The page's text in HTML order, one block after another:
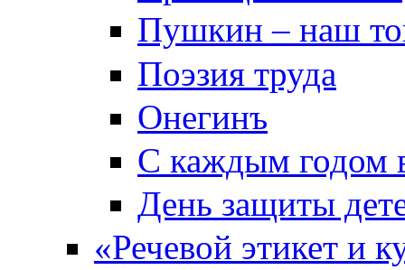
Пушкин – наш
Поэзия труда
Онегинъ
С каждым годом
День защиты
«Речевой этикет и